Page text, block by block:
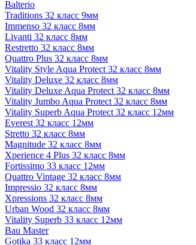
Balterio
Traditions 32 класс 9мм
Immenso 32 класс 8мм
Livanti 32 класс 8мм
Restretto 32 класс 8мм
Quattro Plus 32 класс 8мм
Vitality Style Aqua Protect 32 класс 8мм
Vitality Deluxe 32 класс 8мм
Vitality Deluxe Aqua Protect 32 класс 8мм
Vitality Jumbo Aqua Protect 32 класс 8мм
Vitality Superb Aqua Protect 32 класс 12мм
Everest 32 класс 12мм
Stretto 32 класс 8мм
Magnitude 32 класс 8мм
Xperience 4 Plus 32 класс 8мм
Fortissimo 33 класс 12мм
Quattro Vintage 32 класс 8мм
Impressio 32 класс 8мм
Xpressions 32 класс 8мм
Urban Wood 32 класс 8мм
Vitality Superb 33 класс 12мм
Bau Master
Gotika 33 класс 12мм